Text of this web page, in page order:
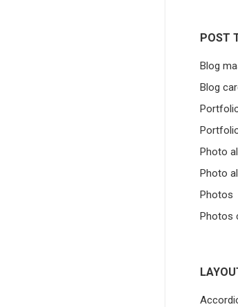
POST
Blog
Blog
Photo
Photo
Photos
Photos